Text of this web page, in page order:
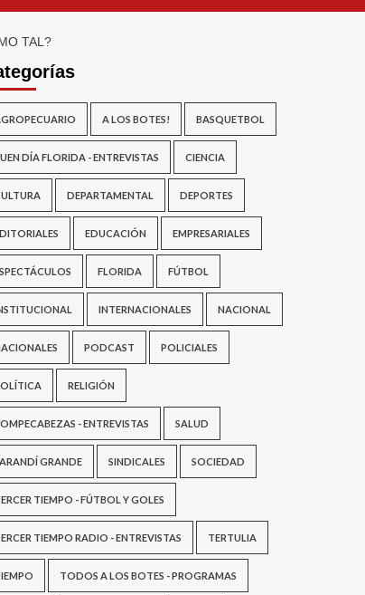
TAL?
A LOS BOTES! BASQUETBOL
DÍA FLORIDA - ENTREVISTAS CIENCIA
DEPARTAMENTAL DEPORTES
EDUCACIÓN EMPRESARIALES
FLORIDA FÚTBOL
INTERNACIONALES NACIONAL
PODCAST POLICIALES
RELIGIÓN
- ENTREVISTAS SALUD
GRANDE SINDICALES SOCIEDAD
TIEMPO - FÚTBOL Y GOLES
TIEMPO RADIO - ENTREVISTAS TERTULIA
TODOS A LOS BOTES - PROGRAMAS